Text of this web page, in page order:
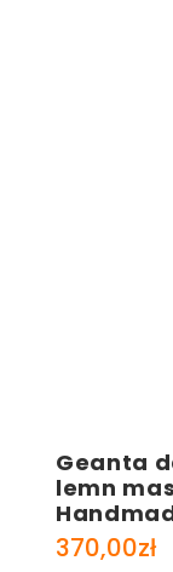
Geanta
lemn
370,00zł